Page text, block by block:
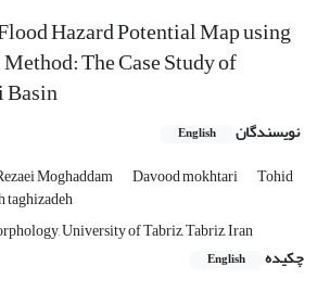
Hazard Potential Map using
The Case Study of
Basin
نویسندگان English
Moghaddam Davood mokhtari Tohid
taghizadeh
University of Tabriz, Tabriz, Iran
چکیده
English